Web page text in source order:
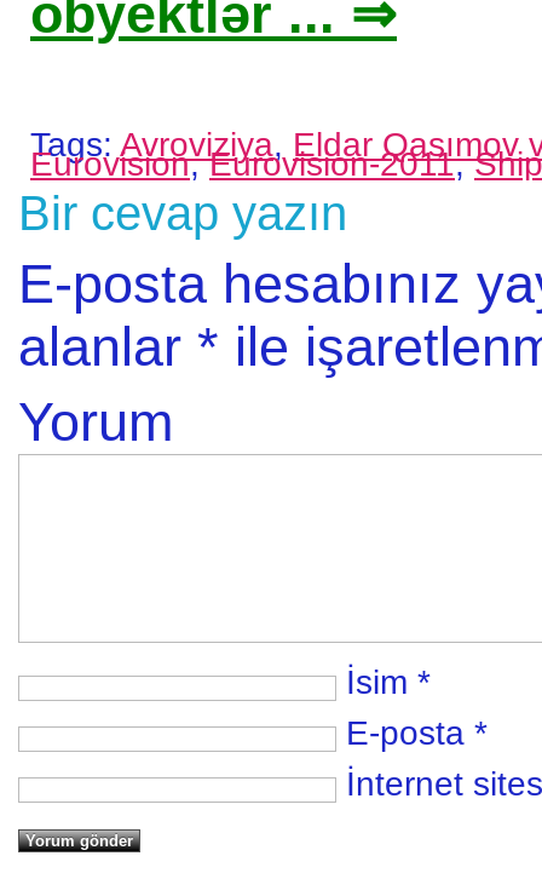
obyektlər ... ⇒
Tags: Avroviziya, Eldar Qasımov
Eurovision,Eurovision-2011,
Bir cevap yazın
E-posta hesabınız
alanlar * ile
Yorum
İsim *
E-posta *
İnternet